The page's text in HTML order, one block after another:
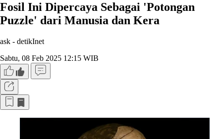
Fosil Ini Dipercaya Sebagai 'Potongan
Puzzle' dari Manusia dan Kera
ask - detikInet
Sabtu, 08 Feb 2025 12:15 WIB